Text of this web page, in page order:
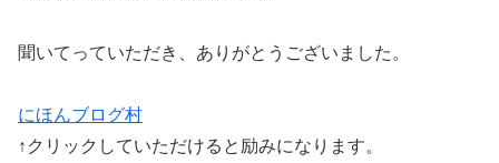
聞いてっていただき、ありがとうございました。
にほんブログ村
↑クリックしていただけると励みになります。